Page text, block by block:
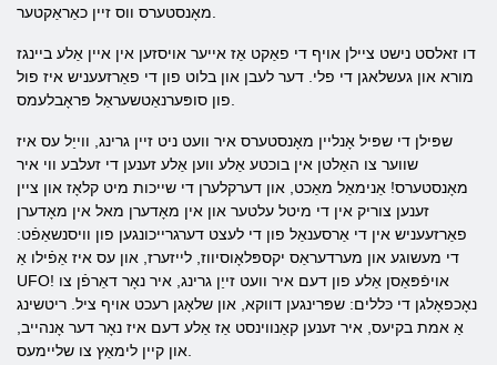
דו זאלסט נישט ציילן אויף די פאַקט אַז אייער אויסזען אין איין אַלע ביינגז
מורא און געשלאגן די פלי. דער לעבן און בלוט פון די פאַרזעעניש איז פול
שפּילן די שפּיל אָנליין מאָנסטערס איר וועט ניט זיין גרינג, ווייַל עס איז
שווער צו האַלטן אין בוכטע אַלע ווען אַלע זענען די זעלבע ווי איר
מאָנסטערס! אַנימאַל מאַכט, און דערקלערן די שייכות מיט קלאָז און ציין
זענען צוריק אין די מיטל עלטער און אין מאָדערן מאל אין מאָדערן
פאַרזעעניש אין די אַרסענאַל פון די לעצט דערגרייכונגען פון וויסנשאַפֿט:
די מעשוגע און מערדעראַס יקספּלאָוסיווז, לייזערז, און עס איז אַפֿילו אַ
UFO! אויפֿפּאַסן אַלע פון ​​דעם איר וועט זייַן גרינג, איר נאָר דאַרפֿן צו
נאָכפאָלגן די כּללים: שפּרינגען דווקא, און שלאָגן רעכט אויף ציל. ריטשינג
אַ אמת בקיעס, איר זענען קאַנווינסט אַז אַלע דעם איז נאָר דער אָנהייב,